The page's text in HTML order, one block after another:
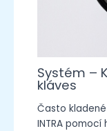
Systém –
kláves
Často
INTRA